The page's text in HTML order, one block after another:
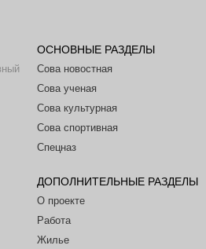
ОСНОВНЫЕ РАЗДЕЛЫ
Сова новостная
Сова ученая
Сова культурная
Сова спортивная
Спецназ
ДОПОЛНИТЕЛЬНЫЕ РАЗДЕЛЫ
О проекте
Работа
Жилье